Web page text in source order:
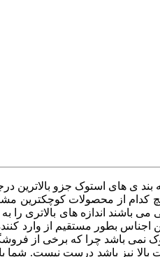
بند ی های استوک جزو
کدام از محصولات کوچکترین
باشند اندازه های بالاتری
بطور مستقیم از وارد
نمی باشد چرا که برخی از
بالا نیز باشد درست نیست. شما